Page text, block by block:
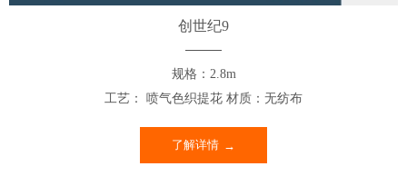
创世纪9
规格：2.8m
工艺： 喷气色织提花 材质：无纺布
了解详情